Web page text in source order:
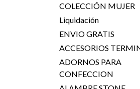
COLECCIÓN MUJER
Liquidación
ENVIO GRATIS
ACCESORIOS
ADORNOS PARA
CONFECCION